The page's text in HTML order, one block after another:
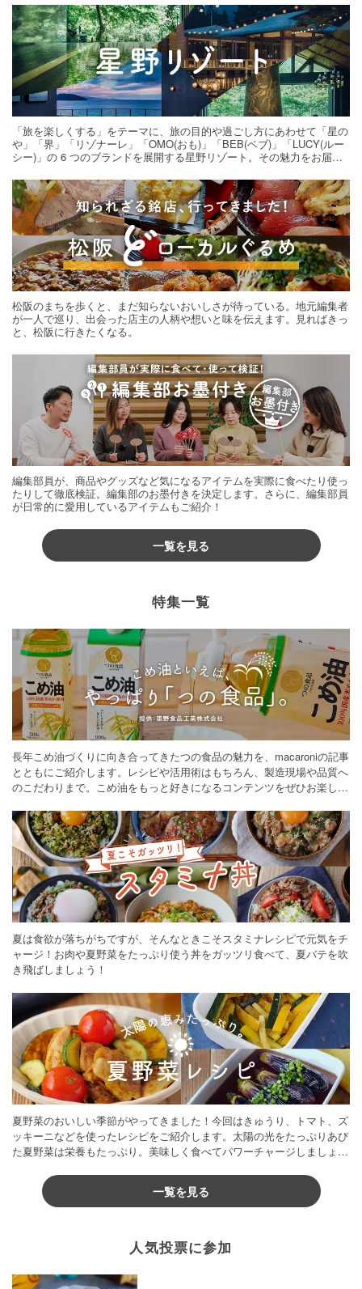
「旅を楽しくする」をテーマに、旅の目的や過ごし方にあわせて「星の
や」「界」「リゾナーレ」「OMO(おも)」「BEB(ベブ)」「LUCY(ルー
シー)」の 6 つのブランドを展開する星野リゾート。その魅力をお届け
松阪のまちを歩くと、まだ知らないおいしさが待っている。地元編集者
が一人で巡り、出会った店主の人柄や想いと味を伝えます。見ればきっ
と、松阪に行きたくなる。
編集部員が、商品やグッズなど気になるアイテムを実際に食べたり使っ
たりして徹底検証。編集部のお墨付きを決定します。さらに、編集部員
が日常的に愛用しているアイテムもご紹介！
一覧を見る
特集一覧
長年こめ油づくりに向き合ってきたつの食品の魅力を、macaroniの記事
とともにご紹介します。レシピや活用術はもちろん、製造現場や品質へ
のこだわりまで。こめ油をもっと好きになるコンテンツをぜひお楽しみ
夏は食欲が落ちがちですが、そんなときこそスタミナレシピで元気をチ
ャージ！お肉や夏野菜をたっぷり使う丼をガッツリ食べて、夏バテを吹
き飛ばしましょう！
夏野菜のおいしい季節がやってきました！今回はきゅうり、トマト、ズ
ッキーニなどを使ったレシピをご紹介します。太陽の光をたっぷりあび
た夏野菜は栄養もたっぷり。美味しく食べてパワーチャージしましょう
一覧を見る
人気投票に参加